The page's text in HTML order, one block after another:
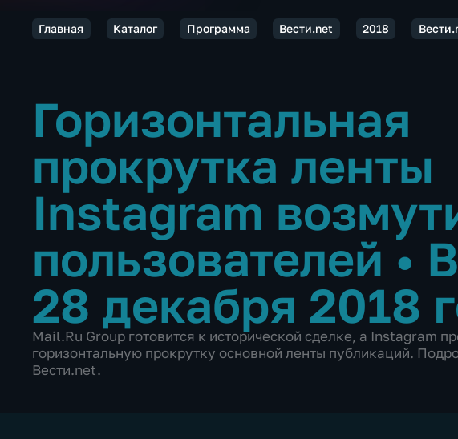
Главная Каталог Программа Вести.net 2018
Горизонтальная
прокрутка ленты
Instagram
пользователей •
28 декабря 2018
Mail.Ru Group готовится к исторической сделке, а Instagram
горизонтальную прокрутку основной ленты публикаций.
Вести.net.